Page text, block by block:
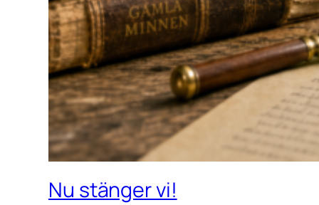
Nu stänger vi!